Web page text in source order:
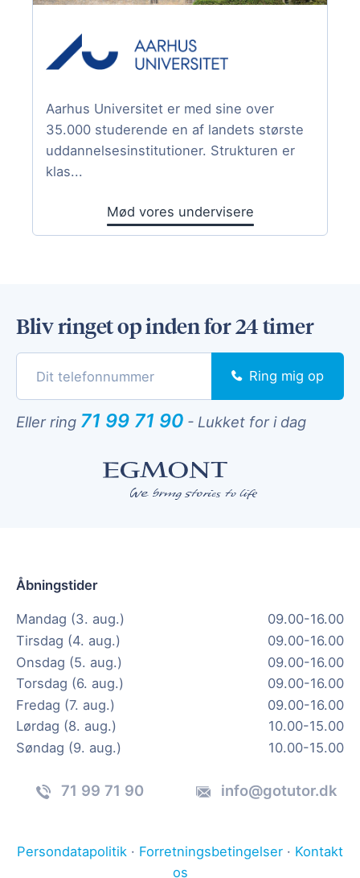
Aarhus Universitet er med sine over
35.000 studerende en af landets største
uddannelsesinstitutioner. Strukturen er
klas...
Mød vores undervisere
Bliv ringet op inden for 24 timer
Ring mig op
Eller ring 71 99 71 90 - Lukket for i dag
Åbningstider
Mandag (3. aug.)
09.00-16.00
Tirsdag (4. aug.)
09.00-16.00
Onsdag (5. aug.)
09.00-16.00
Torsdag (6. aug.)
09.00-16.00
Fredag (7. aug.)
09.00-16.00
Lørdag (8. aug.)
10.00-15.00
Søndag (9. aug.)
10.00-15.00
71 99 71 90 info@gotutor.dk
Persondatapolitik · Forretningsbetingelser · Kontakt
os